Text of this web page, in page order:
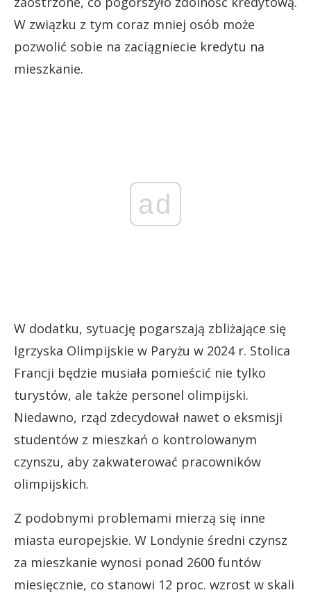
W związku z tym coraz mniej osób może
pozwolić sobie na zaciągniecie kredytu na
mieszkanie.
ad
W dodatku, sytuację pogarszają zbliżające się
Igrzyska Olimpijskie w Paryżu w 2024 r. Stolica
Francji będzie musiała pomieścić nie tylko
turystów, ale także personel olimpijski.
Niedawno, rząd zdecydował nawet o eksmisji
studentów z mieszkań o kontrolowanym
czynszu, aby zakwaterować pracowników
olimpijskich.
Z podobnymi problemami mierzą się inne
miasta europejskie. W Londynie średni czynsz
za mieszkanie wynosi ponad 2600 funtów
miesięcznie, co stanowi 12 proc. wzrost w skali